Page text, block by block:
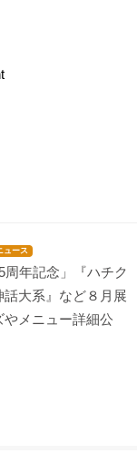
ュース
周年記念」『ハチク
話大系』など８月展
やメニュー詳細公